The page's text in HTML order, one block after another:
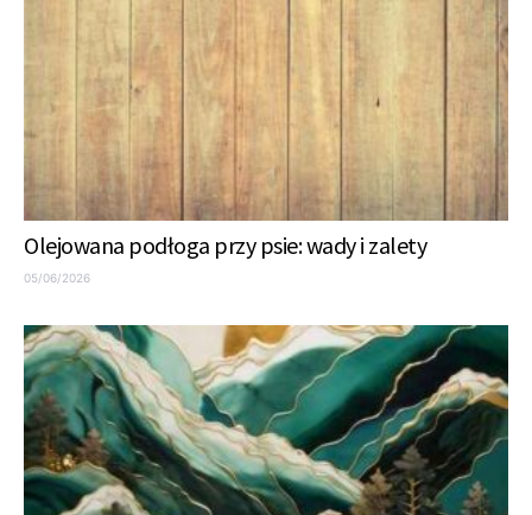
Olejowana podłoga przy psie: wady i zalety
05/06/2026